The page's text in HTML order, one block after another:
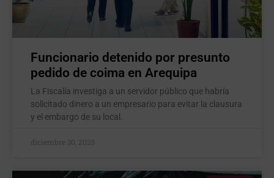
Funcionario detenido por presunto
pedido de coima en Arequipa
La Fiscalía investiga a un servidor público que habría
solicitado dinero a un empresario para evitar la clausura
y el embargo de su local.
diciembre 30, 2025